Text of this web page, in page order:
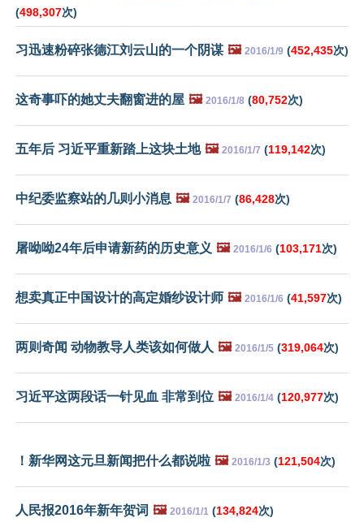
(498,307次)
习迅速粉碎张德江刘云山的一个阴谋 🖼️ 2016/1/9 (452,435次)
这奇事吓的她丈夫翻窗进的屋 🖼️ 2016/1/8 (80,752次)
五年后 习近平重新踏上这块土地 🖼️ 2016/1/7 (119,142次)
中纪委监察站的几则小消息 🖼️ 2016/1/7 (86,428次)
屠呦呦24年后申请新药的历史意义 🖼️ 2016/1/6 (103,171次)
想卖真正中国设计的高定婚纱设计师 🖼️ 2016/1/6 (41,597次)
两则奇闻 动物教导人类该如何做人 🖼️ 2016/1/5 (319,064次)
习近平这两段话一针见血 非常到位 🖼️ 2016/1/4 (120,977次)
！新华网这元旦新闻把什么都说啦 🖼️ 2016/1/3 (121,504次)
人民报2016年新年贺词 🖼️ 2016/1/1 (134,824次)